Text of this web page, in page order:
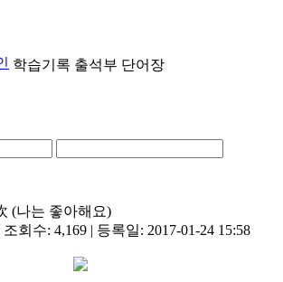
학습기록 출석부 단어장
(나는 좋아해요)
회수: 4,169 | 등록일: 2017-01-24 15:58